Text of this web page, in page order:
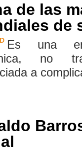
de las
de
Es una
no
a